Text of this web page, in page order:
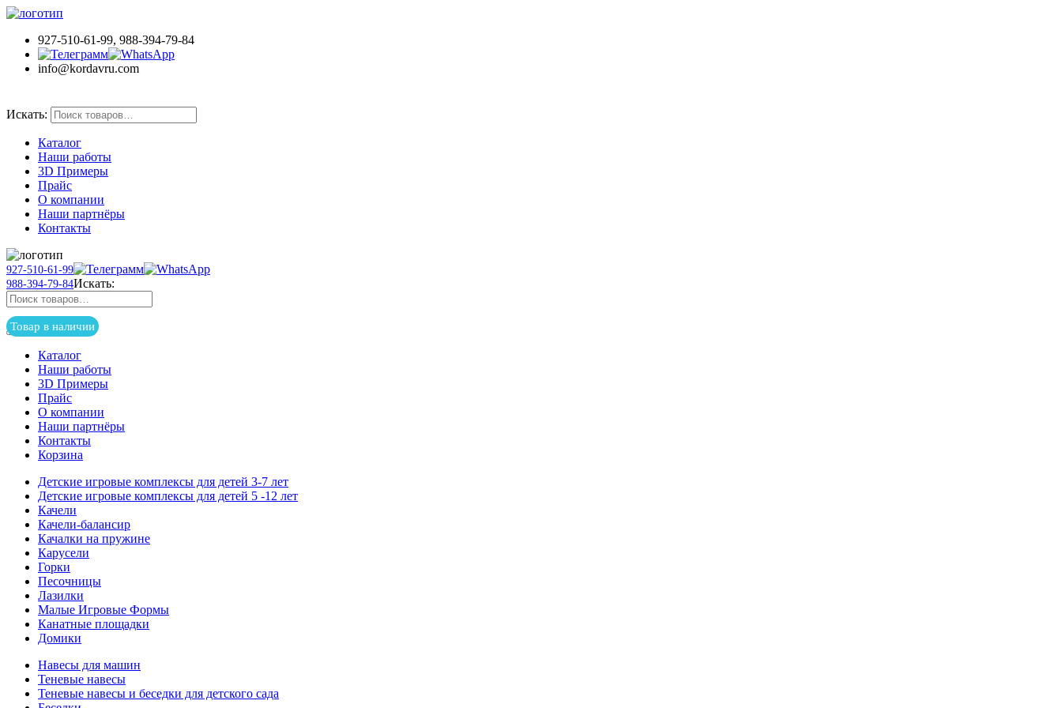
927-510-61-99, 988-394-79-84
info@kordavru.com
Искать:
Каталог
Наши работы
3D Примеры
Прайс
О компании
Наши партнёры
Контакты
927-510-61-99
988-394-79-84Искать:
Товар в наличии
Каталог
Наши работы
3D Примеры
Прайс
О компании
Наши партнёры
Контакты
Корзина
Детские игровые комплексы для детей 3-7 лет
Детские игровые комплексы для детей 5 -12 лет
Качели
Качели-балансир
Качалки на пружине
Карусели
Горки
Песочницы
Лазилки
Малые Игровые Формы
Канатные площадки
Домики
Навесы для машин
Теневые навесы
Теневые навесы и беседки для детского сада